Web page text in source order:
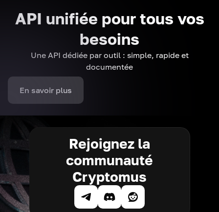
API unifiée pour tous vos
besoins
Une API dédiée par outil : simple, rapide et
documentée
En savoir plus
Rejoignez la
communauté
Cryptomus